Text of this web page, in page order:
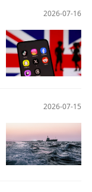
2026-07-16
2026-07-15